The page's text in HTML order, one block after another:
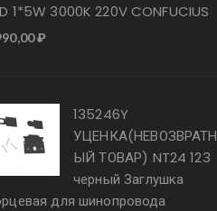
1*5W 3000K 220V CONFUCIUS
₽
135246Y
УЦЕНКА(НЕВОЗВРАТН
ЫЙ ТОВАР) NT24 123
черный Заглушка
для шинопровода